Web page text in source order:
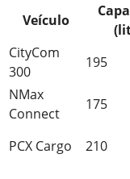
Veículo
CityCom
300
195
NMax
Connect
175
PCX Cargo
210